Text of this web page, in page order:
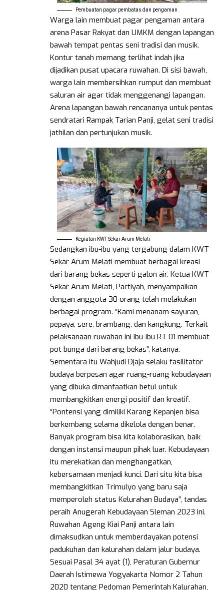
Pembuatan pagar pembatas dan pengaman
Warga lain membuat pagar pengaman antara
arena Pasar Rakyat dan UMKM dengan lapangan
bawah tempat pentas seni tradisi dan musik.
Kontur tanah memang terlihat indah jika
dijadikan pusat upacara ruwahan. Di sisi bawah,
warga lain membersihkan rumput dan membuat
saluran air agar tidak menggenangi lapangan.
Arena lapangan bawah rencananya untuk pentas
sendratari Rampak Tarian Panji, gelat seni tradisi
jathilan dan pertunjukan musik.
Kegiatan KWT Sekar Arum Melati
Sedangkan ibu-ibu yang tergabung dalam KWT
Sekar Arum Melati membuat berbagai kreasi
dari barang bekas seperti galon air. Ketua KWT
Sekar Arum Melati, Partiyah, menyampaikan
dengan anggota 30 orang telah melakukan
berbagai program. “Kami menanam sayuran,
pepaya, sere, brambang, dan kangkung. Terkait
pelaksanaan ruwahan ini ibu-ibu RT 01 membuat
pot bunga dari barang bekas”, katanya.
Sementara itu Wahjudi Djaja selaku fasilitator
budaya berpesan agar ruang-ruang kebudayaan
yang dibuka dimanfaatkan betul untuk
membangkitkan energi positif dan kreatif.
“Pontensi yang dimiliki Karang Kepanjen bisa
berkembang selama dikelola dengan benar.
Banyak program bisa kita kolaborasikan, baik
dengan instansi maupun pihak luar. Kebudayaan
itu merekatkan dan menghangatkan,
kebersamaan menjadi kunci. Dari situ kita bisa
membangkitkan Trimulyo yang baru saja
memperoleh status Kelurahan Budaya”, tandas
peraih Anugerah Kebudayaan Sleman 2023 ini.
Ruwahan Ageng Kiai Panji antara lain
dimaksudkan untuk memberdayakan potensi
padukuhan dan kalurahan dalam jalur budaya.
Sesuai Pasal 34 ayat (1), Peraturan Gubernur
Daerah Istimewa Yogyakarta Nomor 2 Tahun
2020 tentang Pedoman Pemerintah Kalurahan,